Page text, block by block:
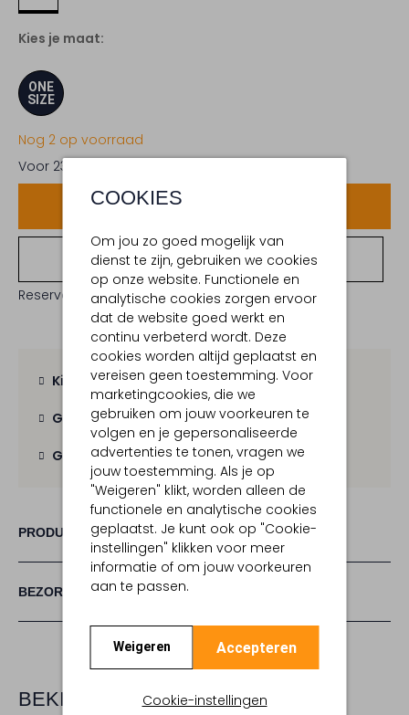
COOKIES
Om jou zo goed mogelijk van
dienst te zijn, gebruiken we cookies
op onze website. Functionele en
analytische cookies zorgen ervoor
dat de website goed werkt en
continu verbeterd wordt. Deze
cookies worden altijd geplaatst en
vereisen geen toestemming. Voor
marketingcookies, die we
gebruiken om jouw voorkeuren te
volgen en je gepersonaliseerde
advertenties te tonen, vragen we
jouw toestemming. Als je op
"Weigeren" klikt, worden alleen de
functionele en analytische cookies
geplaatst. Je kunt ook op "Cookie-
instellingen" klikken voor meer
informatie of om jouw voorkeuren
aan te passen.
Weigeren Accepteren
Cookie-instellingen
Kies je maat:
ONE
SIZE
Nog 2 op voorraad
Voor 23:59 uur besteld,
Voeg toe
Bekijk winkelvoorraad
Reserveer direct in een van onze 19 boutiques
Kies zelf je bezorgmoment
Gratis verzendingvanaf € 100,-
Gratis retourbinnen 30 dagen
PRODUCT INFORMATIE
BEZORGEN & RETOURNEREN
BEKIJK MEER